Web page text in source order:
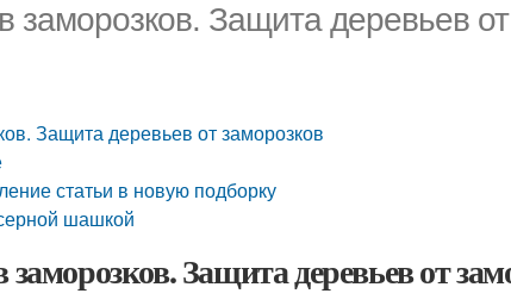
Защита деревьев от
Защита деревьев от заморозков
статьи в новую подборку
шашкой
Защита деревьев от